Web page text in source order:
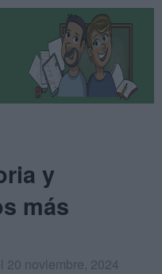
y
más
20 noviembre, 2024